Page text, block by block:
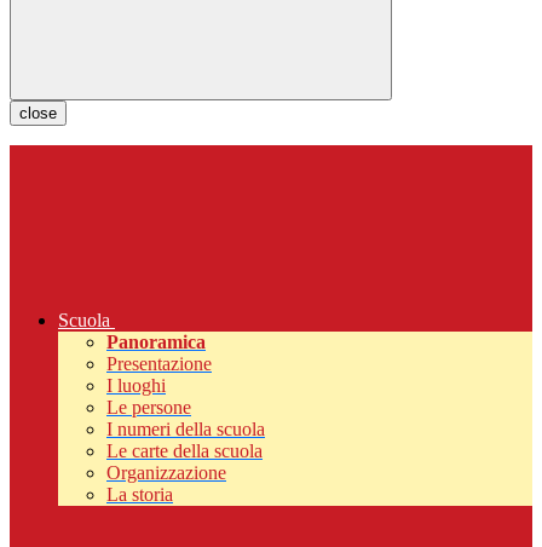
close
Scuola
Panoramica
Presentazione
I luoghi
Le persone
I numeri della scuola
Le carte della scuola
Organizzazione
La storia